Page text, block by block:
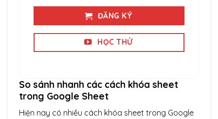
ĐĂNG KÝ
HỌC THỬ
So sánh nhanh các cách khóa sheet
trong Google Sheet
Hiện nay có nhiều cách khóa sheet trong Google